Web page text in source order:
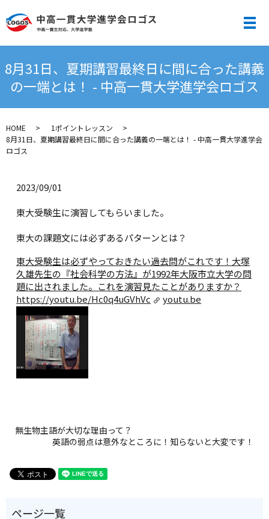
メ
8月31日、夏期講習最終日に間に合った講義
の一端とは！ - 中高一貫大学進学会ロゴス
HOME
1ポイントレッスン
8月31日、夏期講習最終日に間に合った講義の一端とは！ - 中高一貫大学進学会
ロゴス
2023/09/01
東大受験生に演習してもらいました。
東大の課題文には必ずあるパターンとは？
東大受験生は必ずやっておきたい過去問がこれです！ 大塚
久雄先生の『社会科学の方法』が1992年大阪市立大学の問
題に出されました。これを演習見たことがありますか？
https://youtu.be/Hc0q4uGVhVc
youtu.be
無生物主語が大切な理由って？
英語の弱点は意外なところに！知らないと大変です！